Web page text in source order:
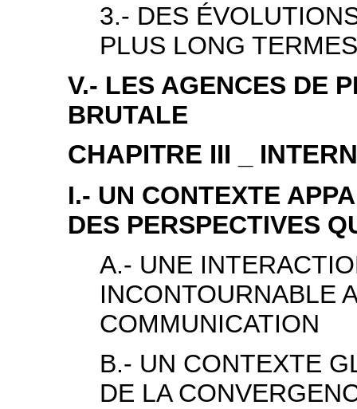
3.- DES
PLUS LONG TERMES
V.- LES AGENCES DE
BRUTALE
CHAPITRE III _
I.- UN CONTEXTE
DES PERSPECTIVES
A.- UNE
INCONTOURNABLE
COMMUNICATION
B.- UN CONTEXTE
DE LA